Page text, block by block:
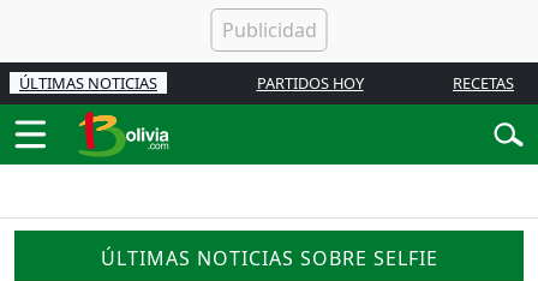
ÚLTIMAS NOTICIAS PARTIDOS HOY RECETAS
ÚLTIMAS NOTICIAS SOBRE SELFIE